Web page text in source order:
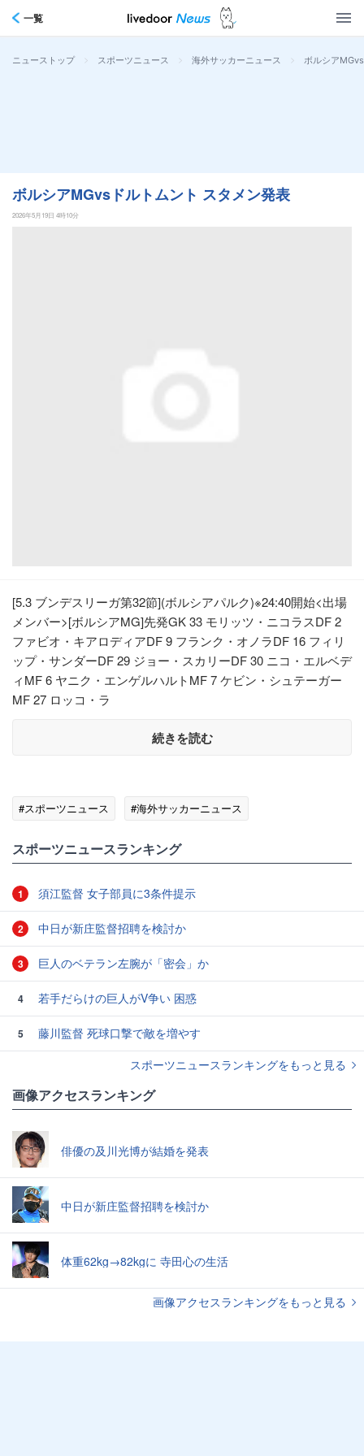
一覧
ニューストップ > スポーツニュース > 海外サッカーニュース > ボルシア
ボルシアMGvsドルトムント スタメン発表
2026年5月19日 4時10分
[5.3 ブンデスリーガ第32節](ボルシアパルク)※24:40開始<出場
メンバー>[ボルシアMG]先発GK 33 モリッツ・ニコラスDF 2
ファビオ・キアロディアDF 9 フランク・オノラDF 16 フィリ
ップ・サンダーDF 29 ジョー・スカリーDF 30 ニコ・エルベデ
ィMF 6 ヤニク・エンゲルハルトMF 7 ケビン・シュテーガー
MF 27 ロッコ・ラ
続きを読む
#スポーツニュース #海外サッカーニュース
スポーツニュースランキング
1 須江監督 女子部員に3条件提示
2 中日が新庄監督招聘を検討か
3 巨人のベテラン左腕が「密会」か
4 若手だらけの巨人がV争い 困惑
5
藤川監督 死球口撃で敵を増やす
スポーツニュースランキングをもっと見る
画像アクセスランキング
俳優の及川光博が結婚を発表
中日が新庄監督招聘を検討か
体重62kg→82kgに 寺田心の生活
画像アクセスランキングをもっと見る